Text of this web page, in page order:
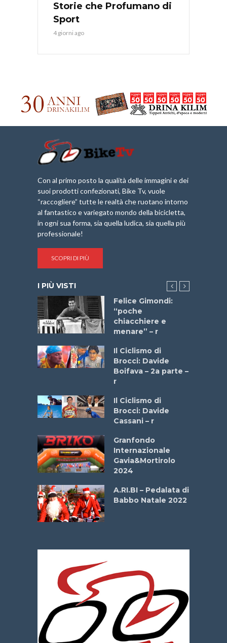
Storie che Profumano di
Sport
4 giorni ago
Con al primo posto la qualità delle immagini e dei
suoi prodotti confezionati, Bike Tv, vuole
“raccogliere” tutte le realtà che ruotano intorno
al fantastico e variegato mondo della bicicletta,
in ogni sua forma, sia quella ludica, sia quella più
professionale!
SCOPRI DI PIÙ
I PIÙ VISTI
Felice Gimondi:
“poche
chiacchiere e
menare” – r
Il Ciclismo di
Brocci: Davide
Boifava – 2a parte –
r
Il Ciclismo di
Brocci: Davide
Cassani – r
Granfondo
Internazionale
Gavia&Mortirolo
2024
A.RI.BI – Pedalata di
Babbo Natale 2022